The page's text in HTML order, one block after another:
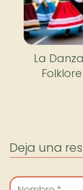
La
Deja una